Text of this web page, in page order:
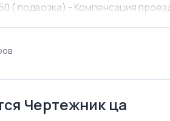
( подвозка) - Компенсация
Чертежник ца